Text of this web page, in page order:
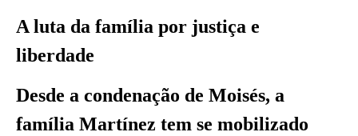
A luta da família por justiça e
liberdade
Desde a condenação de Moisés, a
família Martínez tem se mobilizado